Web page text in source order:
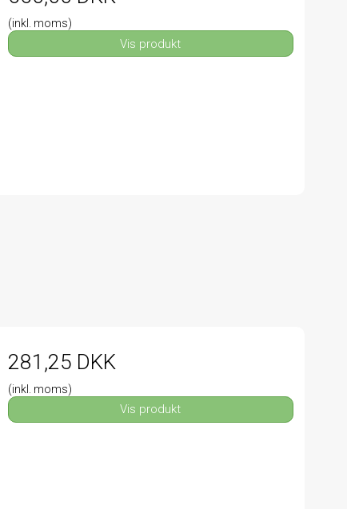
(inkl. moms)
Vis produkt
281,25 DKK
(inkl. moms)
Vis produkt